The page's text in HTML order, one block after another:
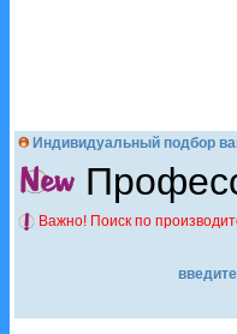
Индивидуальный подбор
Важно! Поиск по